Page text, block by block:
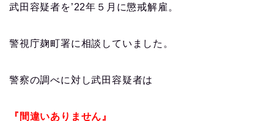
武田容疑者を’22年５月に懲戒解雇。
警視庁麹町署に相談していました。
警察の調べに対し武田容疑者は
『間違いありません』